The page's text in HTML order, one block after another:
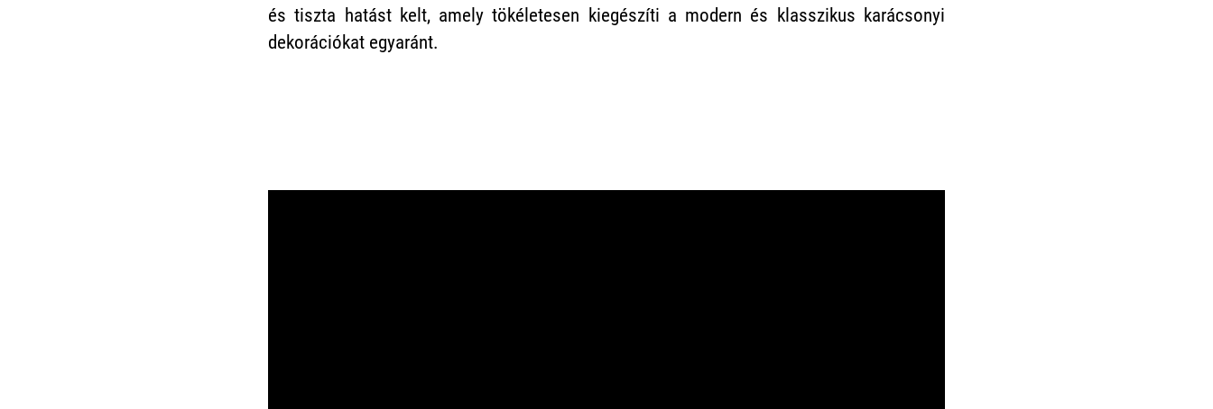
és tiszta hatást kelt, amely tökéletesen kiegészíti a modern és klasszikus karácsonyi
dekorációkat egyaránt.